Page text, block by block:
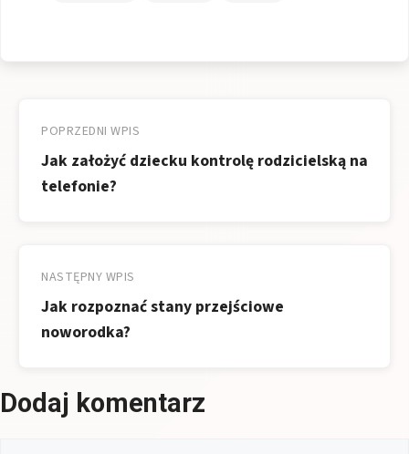
wpisu
POPRZEDNI WPIS
Jak założyć dziecku kontrolę rodzicielską na
telefonie?
NASTĘPNY WPIS
Jak rozpoznać stany przejściowe
noworodka?
Dodaj komentarz